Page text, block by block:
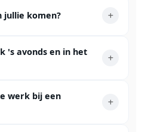
jullie komen?
's avonds en in het
werk bij een